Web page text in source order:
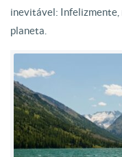
inevitável: Infelizmente,
planeta.